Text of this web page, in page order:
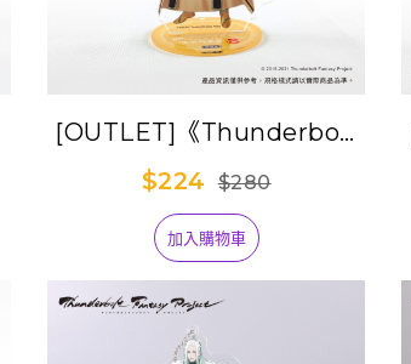
[OUTLET]《Thunderbolt
Fantasy 東離劍遊紀３》角
$224 $280
加入購物車